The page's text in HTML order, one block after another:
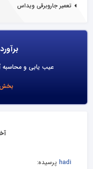
تعمیر جاروبرقی ویداس
عیب یابی و محاسبه
بخش
hadi پرسیده: